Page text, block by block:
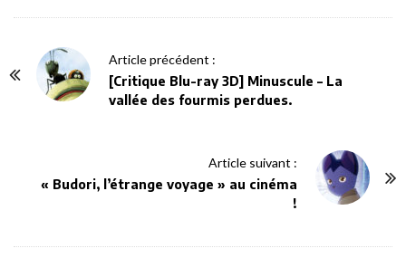
Article précédent :
[Critique Blu-ray 3D] Minuscule – La
vallée des fourmis perdues.
Article suivant :
« Budori, l’étrange voyage » au cinéma
!